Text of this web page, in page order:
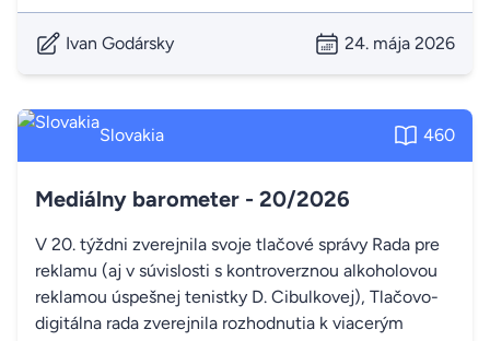
Ivan Godársky 24. mája 2026
Slovakia 460
Mediálny barometer - 20/2026
V 20. týždni zverejnila svoje tlačové správy Rada pre
reklamu (aj v súvislosti s kontroverznou alkoholovou
reklamou úspešnej tenistky D. Cibulkovej), Tlačovo-
digitálna rada zverejnila rozhodnutia k viacerým